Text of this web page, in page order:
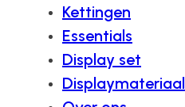
Kettingen
Essentials
Display set
Displaymateriaal